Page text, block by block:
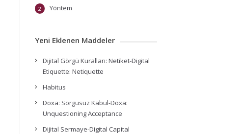
Yöntem
2
Yeni Eklenen Maddeler
Dijital Görgü Kuralları: Netiket-Digital
Etiquette: Netiquette
Habitus
Doxa: Sorgusuz Kabul-Doxa:
Unquestioning Acceptance
Dijital Sermaye-Digital Capital